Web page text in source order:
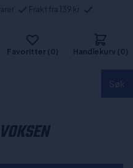
Frakt fra 139 kr
Favoritter (0) Handlekurv (0)